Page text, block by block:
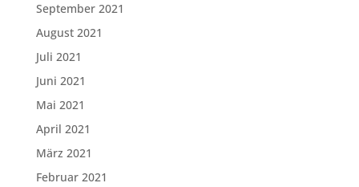
September 2021
August 2021
Juli 2021
Juni 2021
Mai 2021
April 2021
März 2021
Februar 2021